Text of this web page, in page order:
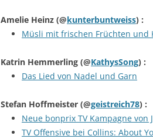
Amelie Heinz (@kunterbuntweiss) :
Müsli mit frischen Früchten und
Katrin Hemmerling (@KathysSong) :
Das Lied von Nadel und Garn
Stefan Hoffmeister (@geistreich78) :
Neue bonprix TV Kampagne
TV Offensive bei Collins: About